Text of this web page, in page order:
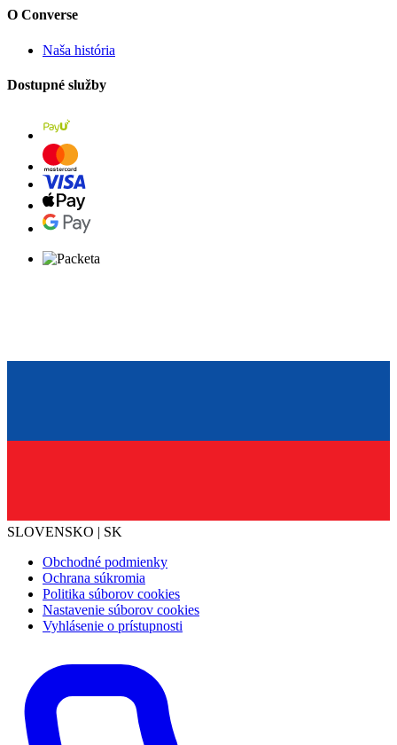
O Converse
Naša história
Dostupné služby
SLOVENSKO | SK
Obchodné podmienky
Ochrana súkromia
Politika súborov cookies
Nastavenie súborov cookies
Vyhlásenie o prístupnosti